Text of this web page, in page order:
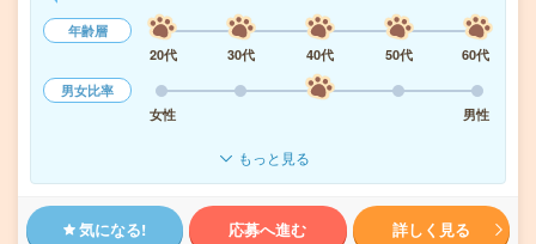
年齢層
20代
30代 40代 50代
60代
男女比率
女性
男性
もっと見る
気になる! 応募へ進む 詳しく見る